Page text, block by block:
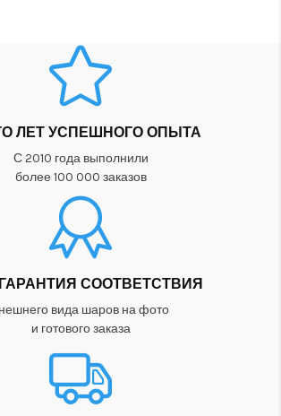
ЛЕТ УСПЕШНОГО ОПЫТА
С 2010 года выполнили
более 100 000 заказов
ГАРАНТИЯ СООТВЕТСТВИЯ
вида шаров на фото
и готового заказа